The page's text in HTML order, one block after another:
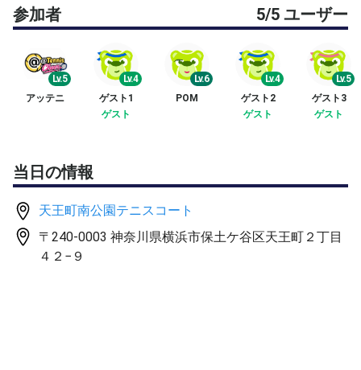
をお願いいたします
☑️スクールで指導経験のある20代男性コーチもしくは20
代女性コーチがレッスンをさせていただきます(球出し・
☑️サークルメンバーを含め、8名以内で開催する予定で
す。
✅参加費:かかる費用を参加者で割ります
(エントリー前にお問い合わせ下さい)
※2000円位です
参加者 5/5 ユーザー
Lv.5
アッテニ
Lv.4
ゲスト1
ゲスト
Lv.6
POM
Lv.4
ゲスト2
ゲスト
Lv.5
ゲスト3
ゲスト
当日の情報
天王町南公園テニスコート
〒240-0003 神奈川県横浜市保土ケ谷区天王町２丁目
４２−９